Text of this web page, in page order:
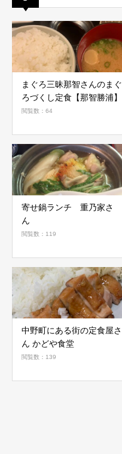
まぐろ三昧那智さんのまぐ
ろづくし定食【那智勝浦】
閲覧数：64
寄せ鍋ランチ 重乃家さ
ん
閲覧数：119
中野町にある街の定食屋さ
ん かどや食堂
閲覧数：139